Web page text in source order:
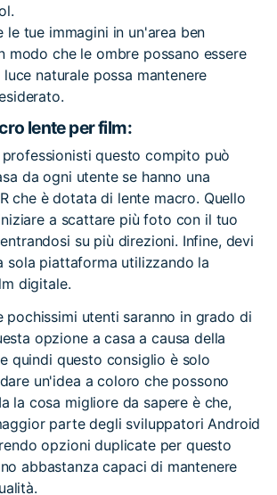
le tue immagini in un'area ben
modo che le ombre possano essere
naturale possa mantenere
lente per film:
questo compito può
da ogni utente se hanno una
che è dotata di lente macro. Quello
a scattare più foto con il tuo
su più direzioni. Infine, devi
sola piattaforma utilizzando la
digitale.
pochissimi utenti saranno in grado di
opzione a casa a causa della
quindi questo consiglio è solo
un'idea a coloro che possono
la cosa migliore da sapere è che,
parte degli sviluppatori Android
opzioni duplicate per questo
abbastanza capaci di mantenere